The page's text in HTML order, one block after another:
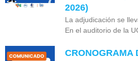
2026)
La adjudicación se
En el auditorio de la
CRONOGRAMA